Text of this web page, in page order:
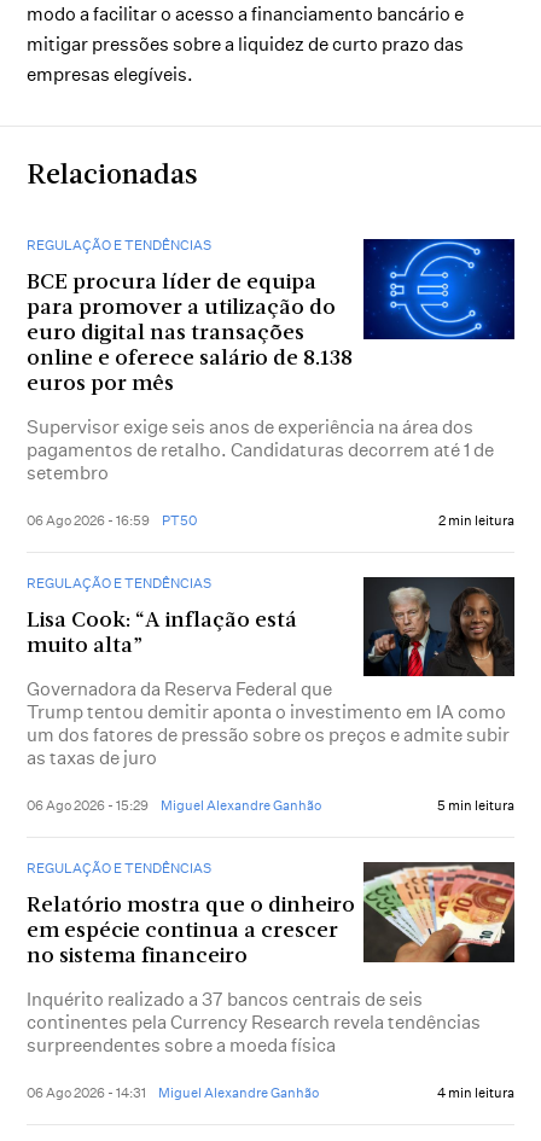
modo a facilitar o acesso a financiamento bancário e
mitigar pressões sobre a liquidez de curto prazo das
empresas elegíveis.
Relacionadas
REGULAÇÃO E TENDÊNCIAS
BCE procura líder de equipa
para promover a utilização do
euro digital nas transações
online e oferece salário de 8.138
euros por mês
Supervisor exige seis anos de experiência na área dos
pagamentos de retalho. Candidaturas decorrem até 1 de
setembro
06 Ago 2026 - 16:59 PT50 2 min leitura
REGULAÇÃO E TENDÊNCIAS
Lisa Cook: “A inflação está
muito alta”
Governadora da Reserva Federal que
Trump tentou demitir aponta o investimento em IA como
um dos fatores de pressão sobre os preços e admite subir
as taxas de juro
06 Ago 2026 - 15:29 Miguel Alexandre Ganhão 5 min leitura
REGULAÇÃO E TENDÊNCIAS
Relatório mostra que o dinheiro
em espécie continua a crescer
no sistema financeiro
Inquérito realizado a 37 bancos centrais de seis
continentes pela Currency Research revela tendências
surpreendentes sobre a moeda física
06 Ago 2026 - 14:31 Miguel Alexandre Ganhão 4 min leitura